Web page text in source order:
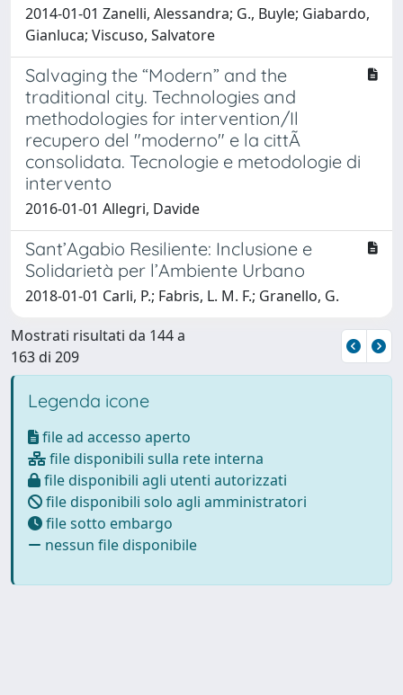
2014-01-01 Zanelli, Alessandra; G., Buyle; Giabardo,
Gianluca; Viscuso, Salvatore
Salvaging the “Modern” and the
traditional city. Technologies and
methodologies for intervention/Il
recupero del "moderno" e la cittÃ
consolidata. Tecnologie e metodologie di
intervento
2016-01-01 Allegri, Davide
Sant’Agabio Resiliente: Inclusione e
Solidarietà per l’Ambiente Urbano
2018-01-01 Carli, P.; Fabris, L. M. F.; Granello, G.
Mostrati risultati da 144 a
163 di 209
Legenda icone
file ad accesso aperto
file disponibili sulla rete interna
file disponibili agli utenti autorizzati
file disponibili solo agli amministratori
file sotto embargo
nessun file disponibile